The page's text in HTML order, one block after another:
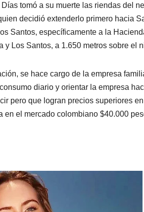
tomó a su muerte las riendas del
decidió extenderlo primero hacia
Santos, específicamente a la
Los Santos, a 1.650 metros sobre el
se hace cargo de la empresa
diario y orientar la empresa
pero que logran precios superiores
en el mercado colombiano $40.000